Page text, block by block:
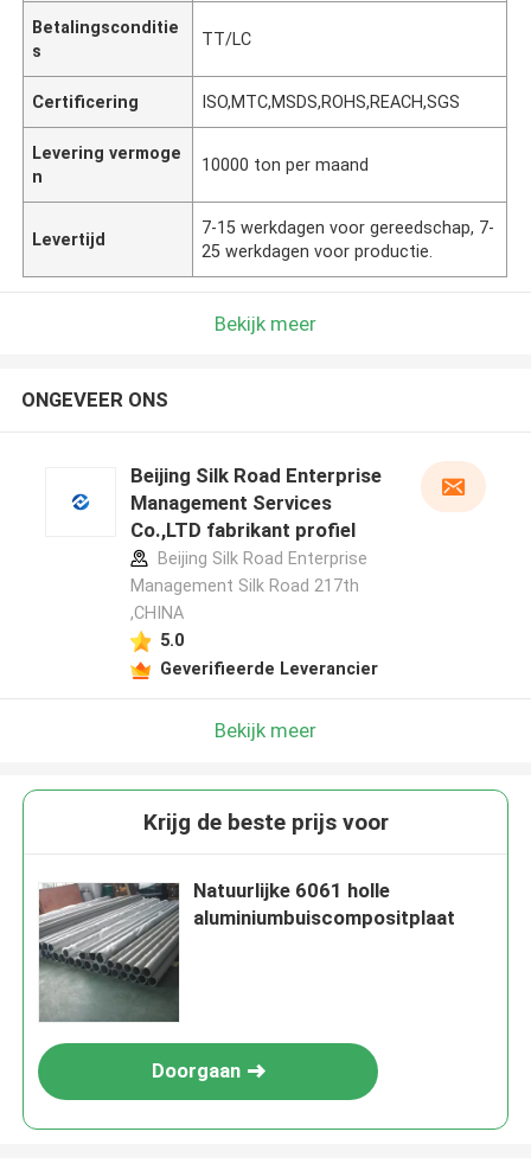
Betalingsconditie
s
TT/LC
Certificering ISO,MTC,MSDS,ROHS,REACH,SGS
Levering vermoge
n
10000 ton per maand
Levertijd
7-15 werkdagen voor gereedschap, 7-
25 werkdagen voor productie.
Bekijk meer
ONGEVEER ONS
Beijing Silk Road Enterprise
Management Services
Co.,LTD fabrikant profiel
Beijing Silk Road Enterprise
Management Silk Road 217th
,CHINA
5.0
Geverifieerde Leverancier
Bekijk meer
Krijg de beste prijs voor
Natuurlijke 6061 holle
aluminiumbuiscompositplaat
Doorgaan